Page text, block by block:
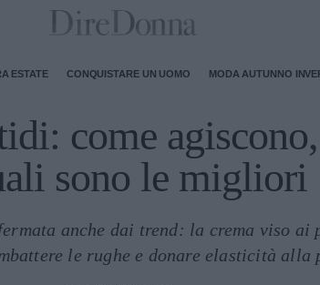
ESTATE CONQUISTARE UN UOMO MODA AUTUNNO
come
sono le migliori
anche dai trend: la crema viso
le rughe e donare elasticità alla